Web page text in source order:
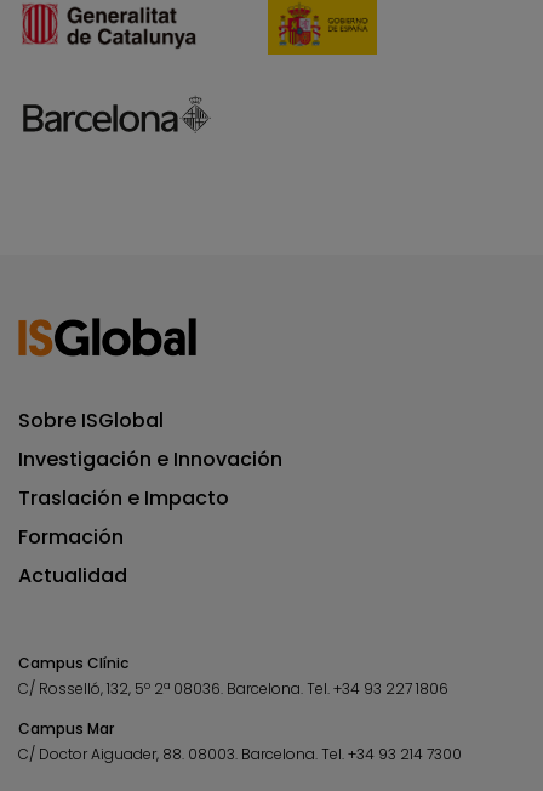
Sobre ISGlobal
Investigación e Innovación
Traslación e Impacto
Formación
Actualidad
Campus Clínic
C/ Rosselló, 132, 5º 2ª 08036. Barcelona.Tel.+34 93 227 1806
Campus Mar
C/ Doctor Aiguader, 88. 08003. Barcelona.Tel.+34 93 214 7300